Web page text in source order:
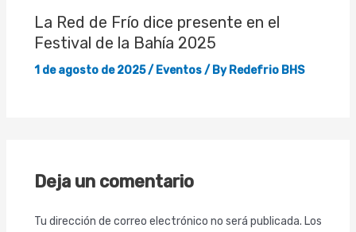
La Red de Frío dice presente en el
Festival de la Bahía 2025
1 de agosto de 2025/ Eventos/ ByRedefrio BHS
Deja un comentario
Tu dirección de correo electrónico no será publicada. Los